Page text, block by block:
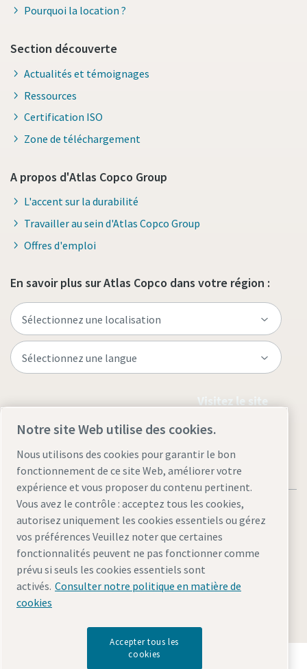
Pourquoi la location ?
Section découverte
Actualités et témoignages
Ressources
Certification ISO
Zone de téléchargement
A propos d'Atlas Copco Group
L'accent sur la durabilité
Travailler au sein d'Atlas Copco Group
Offres d'emploi
En savoir plus sur Atlas Copco dans votre région :
Visitez le site
Mentions légales et politique de confidentialité
Gérer les cookiesAccessibilitéPlan du site
© 2026 Atlas Copco AB
Découvrez comment le groupe Atlas Copco met en
Notre site Web utilise des cookies.
Nous utilisons des cookies pour garantir le bon
fonctionnement de ce site Web, améliorer votre
expérience et vous proposer du contenu pertinent.
Vous avez le contrôle : acceptez tous les cookies,
autorisez uniquement les cookies essentiels ou gérez
vos préférences Veuillez noter que certaines
fonctionnalités peuvent ne pas fonctionner comme
prévu si seuls les cookies essentiels sont
activés. Consulter notre politique en matière de
cookies
Accepter tous les
cookies